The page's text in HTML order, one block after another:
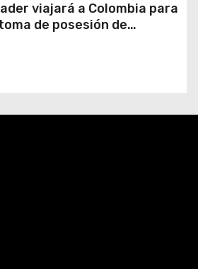
viajará a Colombia para
de posesión de